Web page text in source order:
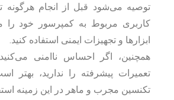
توصیه می‌شود قبل از انجام هرگونه
کاربری مربوط به کمپرسور خود را
ابزارها و تجهیزات ایمنی استفاده کنید.
همچنین، اگر احساس ناامنی می‌کنید
تعمیرات پیشرفته را ندارید، بهتر
تکنسین مجرب و ماهر در این زمینه